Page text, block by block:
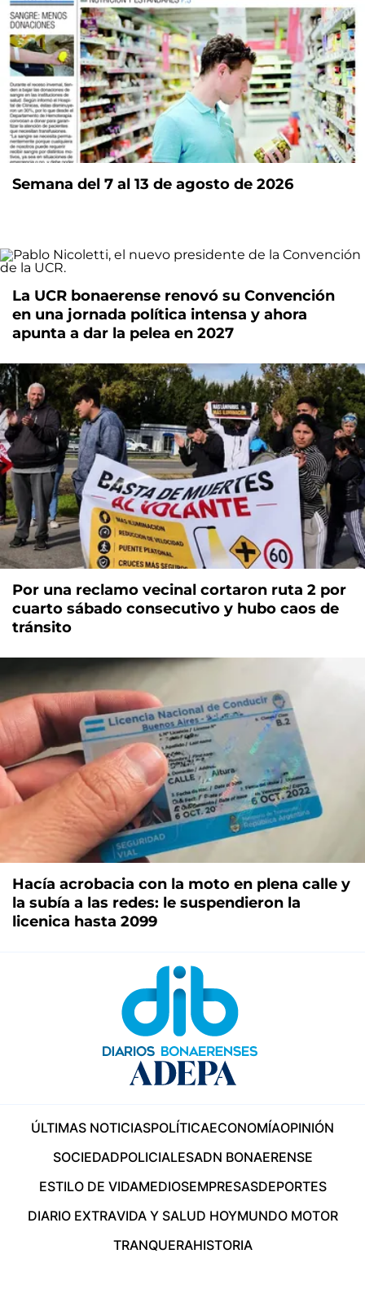
Semana del 7 al 13 de agosto de 2026
La UCR bonaerense renovó su Convención
en una jornada política intensa y ahora
apunta a dar la pelea en 2027
Por una reclamo vecinal cortaron ruta 2 por
cuarto sábado consecutivo y hubo caos de
tránsito
Hacía acrobacia con la moto en plena calle y
la subía a las redes: le suspendieron la
licenica hasta 2099
ÚLTIMAS NOTICIASPOLÍTICAECONOMÍAOPINIÓN
SOCIEDADPOLICIALESADN BONAERENSE
ESTILO DE VIDAMEDIOSEMPRESASDEPORTES
DIARIO EXTRAVIDA Y SALUD HOYMUNDO MOTOR
TRANQUERAHISTORIA